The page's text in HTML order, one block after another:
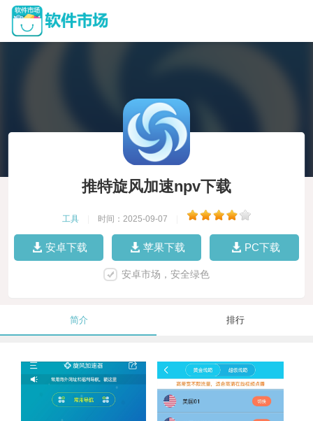
推特旋风加速npv下载
工具 时间：2025-09-07
安卓下载 苹果下载 PC下载
安卓市场，安全绿色
简介 排行